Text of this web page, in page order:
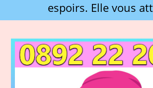
espoirs. Elle vous